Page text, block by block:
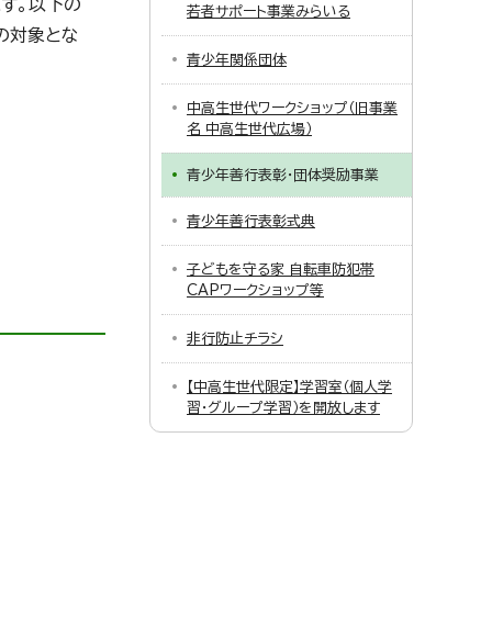
。以下の
対象とな
若者サポート事業みらいる
青少年関係団体
中高生世代ワークショップ（旧事業
名 中高生世代広場）
青少年善行表彰・団体奨励事業
青少年善行表彰式典
子どもを守る家 自転車防犯帯
CAPワークショップ等
非行防止チラシ
【中高生世代限定】学習室（個人学
習・グループ学習）を開放します